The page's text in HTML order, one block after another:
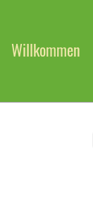
Willkommen